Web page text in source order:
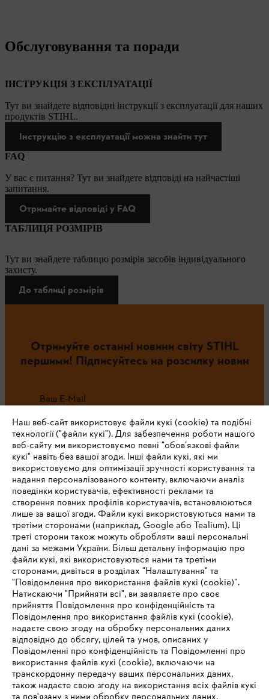
Обслуговування та поради
ІНСТРУКЦІЯ З ЕКСПЛУАТАЦІЇ
Тут ви знайдете відповідні інструкції з експлуатації для наших
продуктів STIHL.
Інструкцію з експлуатації можна знайти тут
FAQ
У вас є питання? Тут ви знайдете відповіді на найчастіші
запитання.
Отримайте відповіді у FAQ
ТАБЛИЦЯ РОЗМІРІВ
Тут ви знайдете таблицю розмірів засобів індивідуального
захисту.
До таблиці розмірів
Отримуйте останні новини світу STIHL
першими! Підписуйтесь на розсилку новин
Ваш E-Mail
Зареєструватись зараз
#STIHL
Про компанію STIHL
Запитання та відповіді
Наш веб-сайт використовує файли кукі (cookie) та подібні
технології ("файли кукі"). Для забезпечення роботи нашого
веб-сайту ми використовуємо певні "обов’язкові файли
кукі" навіть без вашої згоди. Інші файли кукі, які ми
використовуємо для оптимізації зручності користування та
надання персоналізованого контенту, включаючи аналіз
поведінки користувачів, ефективності реклами та
створення повних профілів користувачів, встановлюються
лише за вашої згоди. Файли кукі використовуються нами та
третіми сторонами (наприклад, Google або Tealium). Ці
треті сторони також можуть обробляти ваші персональні
дані за межами України. Більш детальну інформацію про
файли кукі, які використовуються нами та третіми
сторонами, дивіться в розділах "Налаштування" та
"Повідомлення про використання файлів кукі (cookie)”.
Натискаючи "Прийняти всі", ви заявляєте про своє
прийняття Повідомлення про конфіденційність та
Повідомлення про використання файлів кукі (cookie),
надаєте свою згоду на обробку персональних даних
відповідно до обсягу, цілей та умов, описаних у
Повідомленні про конфіденційність та Повідомленні про
використання файлів кукі (cookie), включаючи на
транскордонну передачу ваших персональних даних,
також надаєте свою згоду на використання всіх файлів кукі